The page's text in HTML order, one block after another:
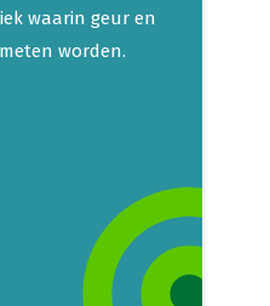
waarin geur en
worden.